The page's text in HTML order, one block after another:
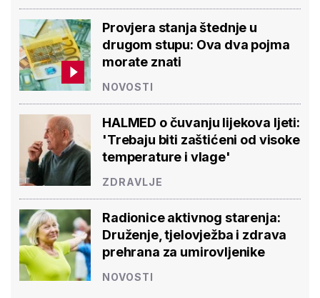
Provjera stanja štednje u
drugom stupu: Ova dva pojma
morate znati
NOVOSTI
HALMED o čuvanju lijekova ljeti:
'Trebaju biti zaštićeni od visoke
temperature i vlage'
ZDRAVLJE
Radionice aktivnog starenja:
Druženje, tjelovježba i zdrava
prehrana za umirovljenike
NOVOSTI